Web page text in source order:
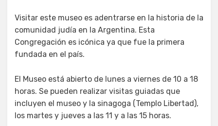
Visitar este museo es adentrarse en la historia de la
comunidad judía en la Argentina. Esta
Congregación es icónica ya que fue la primera
fundada en el país.
El Museo está abierto de lunes a viernes de 10 a 18
horas. Se pueden realizar visitas guiadas que
incluyen el museo y la sinagoga (Templo Libertad),
los martes y jueves a las 11 y a las 15 horas.